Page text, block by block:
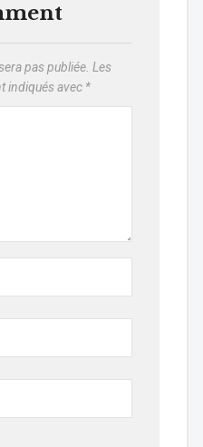
pas publiée. Les
indiqués avec *